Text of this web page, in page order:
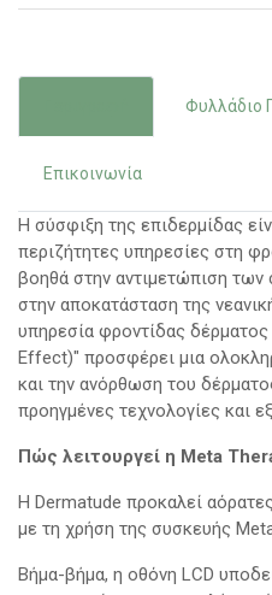
Φυλλάδιο
Επικοινωνία
Η σύσφιξη της επιδερμίδας
περιζήτητες υπηρεσίες στη
βοηθά στην αντιμετώπιση των
στην αποκατάσταση της
υπηρεσία φροντίδας
Effect)" προσφέρει μια
και την ανόρθωση του
προηγμένες τεχνολογίες και
Πώς λειτουργεί η Meta
Η Dermatude προκαλεί
με τη χρήση της συσκευής
Βήμα-βήμα, η οθόνη LCD